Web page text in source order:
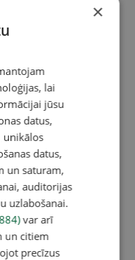
×
lai
jūsu
datus,
unikālos
datus,
un saturam,
auditorijas
uzlabošanai.
var arī
un citiem
precīzus